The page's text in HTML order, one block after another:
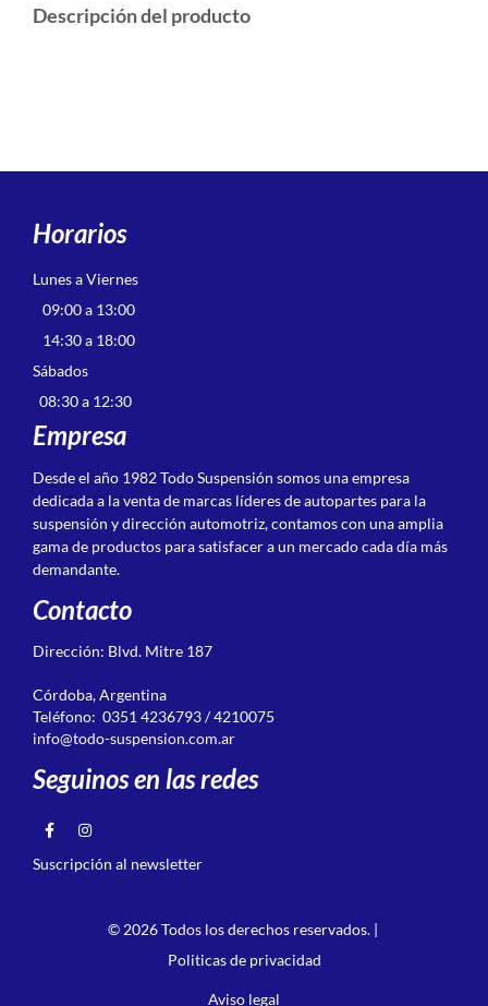
Descripción del producto
Horarios
Lunes a Viernes
09:00 a 13:00
14:30 a 18:00
Sábados
08:30 a 12:30
Empresa
Desde el año 1982 Todo Suspensión somos una empresa
dedicada a la venta de marcas líderes de autopartes para la
suspensión y dirección automotriz, contamos con una amplia
gama de productos para satisfacer a un mercado cada día más
demandante.
Contacto
Dirección: Blvd. Mitre 187
Córdoba, Argentina
Teléfono: 0351 4236793 / 4210075
info@todo-suspension.com.ar
Seguinos en las redes
Suscripción al newsletter
© 2026 Todos los derechos reservados. |
Politicas de privacidad
Aviso legal